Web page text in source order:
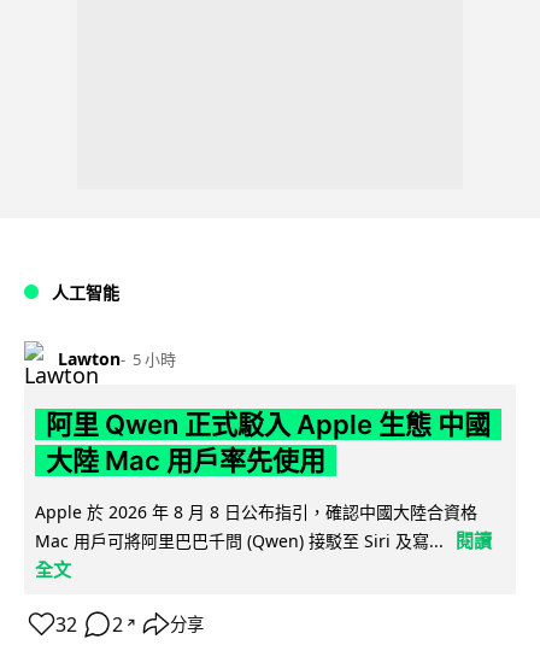
人工智能
Lawton 5 小時
阿里 Qwen 正式駁入 Apple 生態 中國
大陸 Mac 用戶率先使用
Apple 於 2026 年 8 月 8 日公布指引，確認中國大陸合資格
Mac 用戶可將阿里巴巴千問 (Qwen) 接駁至 Siri 及寫...
閱讀
全文
32 2 ↗ 分享